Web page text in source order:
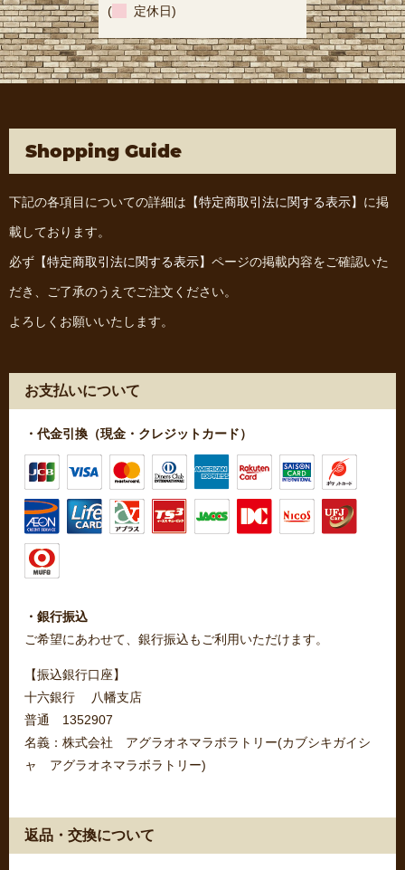
( 定休日)
Shopping Guide
下記の各項目についての詳細は 【特定商取引法に関する表示】 に掲
載しております。
必ず 【特定商取引法に関する表示】 ページの掲載内容をご確認いた
だき、ご了承のうえでご注文ください。
よろしくお願いいたします。
お支払いについて
・代金引換（現金・クレジットカード）
・銀行振込
ご希望にあわせて、銀行振込もご利用いただけます。
【振込銀行口座】
十六銀行 八幡支店
普通 1352907
名義：株式会社 アグラオネマラボラトリー(カブシキガイシ
ャ アグラオネマラボラトリー)
返品・交換について